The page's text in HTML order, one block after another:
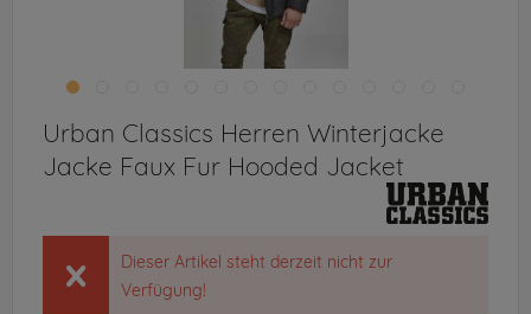
Urban Classics Herren Winterjacke
Jacke Faux Fur Hooded Jacket
Dieser Artikel steht derzeit nicht zur
Verfügung!